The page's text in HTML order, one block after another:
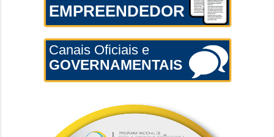
EMPREENDEDOR
Canais Oficiais e
GOVERNAMENTAIS